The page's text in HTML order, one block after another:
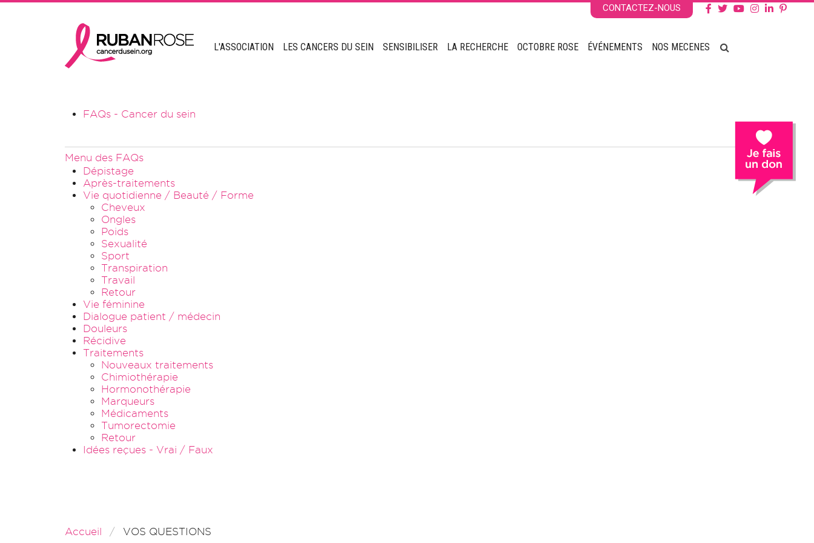
CONTACTEZ-NOUS
L'ASSOCIATION LES CANCERS DU SEIN SENSIBILISER LA RECHERCHE OCTOBRE ROSE ÉVÉNEMENTS NOS MECENES
FAQs - Cancer du sein
Menu des FAQs
Dépistage
Après-traitements
Vie quotidienne / Beauté / Forme
Cheveux
Ongles
Poids
Sexualité
Sport
Transpiration
Travail
Retour
Vie féminine
Dialogue patient / médecin
Douleurs
Récidive
Traitements
Nouveaux traitements
Chimiothérapie
Hormonothérapie
Marqueurs
Médicaments
Tumorectomie
Retour
Idées reçues - Vrai / Faux
Accueil VOS QUESTIONS